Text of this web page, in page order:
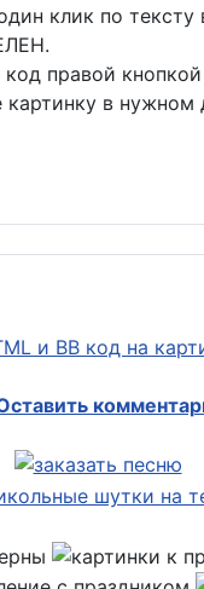
клик по
код правой
картинку в нужном
и BB код на